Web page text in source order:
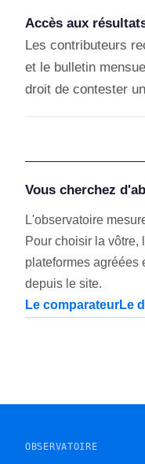
Accès aux
Les contributeurs
et le bulletin
droit de contester
Vous cherchez
L'observatoire
Pour choisir la vôtre,
plateformes agréées
depuis le site.
Le comparateurLe
OBSERVATOIRE